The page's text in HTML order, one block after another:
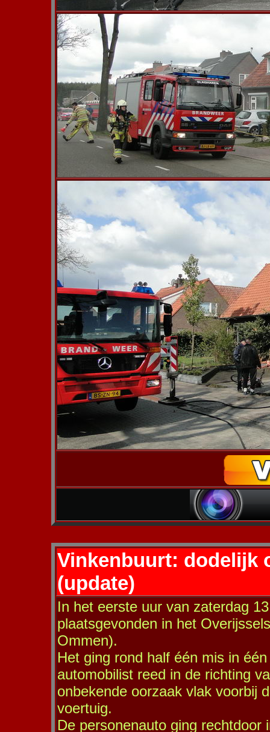
Vinkenbuurt: dodelijk
(update)
In het eerste uur van zaterdag
plaatsgevonden in het
Ommen).
Het ging rond half één mis in
automobilist reed in de richting
onbekende oorzaak vlak voorbij
voertuig.
De personenauto ging